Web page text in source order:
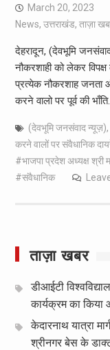
March 20, 2023
News, उत्तराखंड, ताज़ा
देहरादून, (देवभूमि
नौकरशाही को लेकर
प्रत्येक नौकरशाह
करने वालो पर पूर्व की भाँति…
(देवभूमि जनसंवाद न्यूज़),
करने वालों पर संवैधानिक
#भाजपा प्रदेश अध्यक्ष श्री
#संवैधानिक
ताज़ा खबर
डीआईटी
कार्यक्रम का
केदारनाथ यात्रा
श्रीनगर बेस के